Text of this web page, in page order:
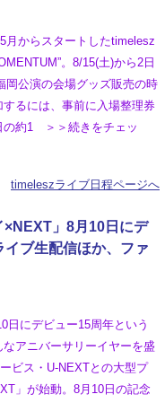
月からスタートしたtimelesz
。8/15(土)から2日
岡公演の会場グッズ販売の時
るには、事前に入場整理券
の約1 ＞＞続きをチェッ
timeleszライブ日程ページへ
」8月10日にデ
イブ生配信ほか、ファ
日にデビュー15周年という
アニバーサリーイヤーを盛
ビス・U-NEXTとの大型プ
」が始動。8月10日の記念